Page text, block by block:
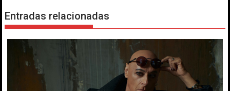
Entradas relacionadas